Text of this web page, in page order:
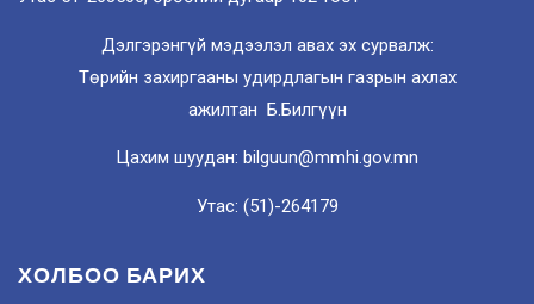
Дэлгэрэнгүй мэдээлэл авах эх сурвалж:
Төрийн захиргааны удирдлагын газрын ахлах
ажилтан Б.Билгүүн
Цахим шуудан: bilguun@mmhi.gov.mn
Утас: (51)-264179
ХОЛБОО БАРИХ